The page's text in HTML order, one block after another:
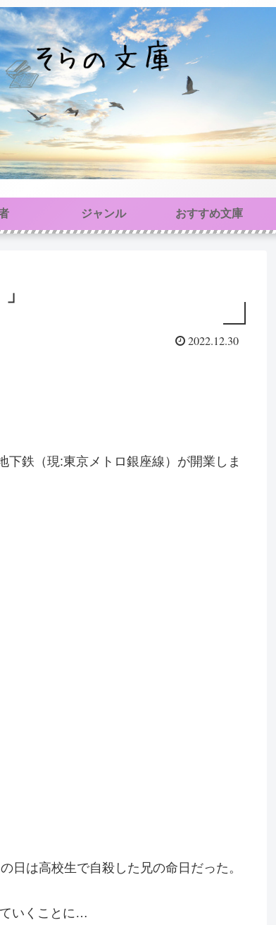
ジャンル おすすめ文庫
2022.12.30
鉄（現:東京メトロ銀座線）が開業しま
日は高校生で自殺した兄の命日だった。
いくことに…